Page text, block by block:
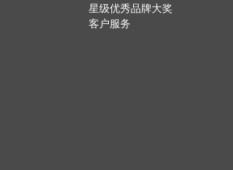
星级优秀品牌大奖
客户服务